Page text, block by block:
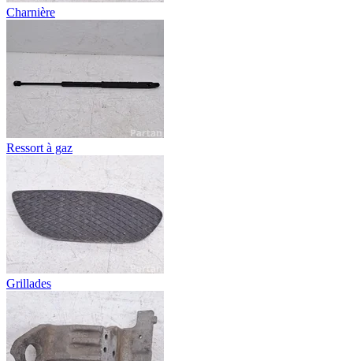
Charnière
Ressort à gaz
Grillades